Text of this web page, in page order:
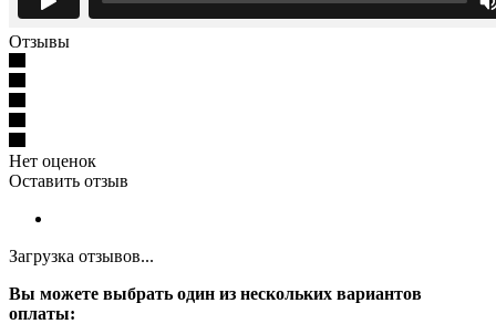
Отзывы
Нет оценок
Оставить отзыв
Загрузка отзывов...
Вы можете выбрать один из нескольких вариантов
оплаты: